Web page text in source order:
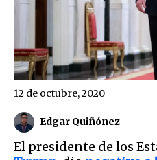
Edgar Quiñónez
12 de octubre, 2020
El presidente de los